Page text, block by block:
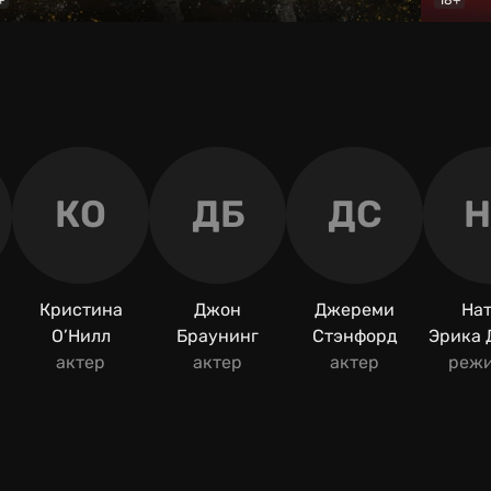
КО
Кристина
О’Нилл
актер
ДБ
Джон
Браунинг
актер
ДС
Джереми
Стэнфорд
актер
Эрика